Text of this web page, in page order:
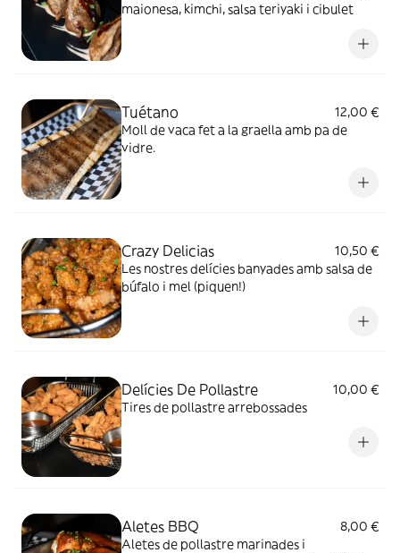
maionesa, kimchi, salsa teriyaki i cibulet
Tuétano
12,00 €
Moll de vaca fet a la graella amb pa de
vidre.
Crazy Delicias
10,50 €
Les nostres delícies banyades amb salsa de
búfalo i mel (piquen!)
Delícies De Pollastre
10,00 €
Tires de pollastre arrebossades
Aletes BBQ
8,00 €
Aletes de pollastre marinades i